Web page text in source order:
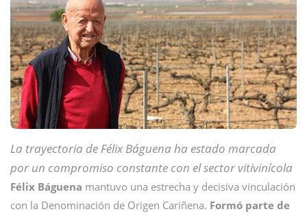
La trayectoria de Félix Báguena ha estado marcada
por un compromiso constante con el sector vitivinícola
Félix Báguena mantuvo una estrecha y decisiva vinculación
con la Denominación de Origen Cariñena. Formó parte de